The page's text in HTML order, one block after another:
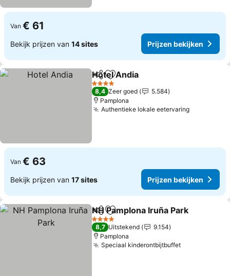
Van € 61
Bekijk prijzen van 14 sites Prijzen bekijken
DelenToevoegen aan favorieten
Hotel Andia
4 Sterren
8,4 Zeer goed
5.584
Pamplona
Authentieke lokale eetervaring
Van € 63
Bekijk prijzen van 17 sites Prijzen bekijken
DelenToevoegen aan favorieten
NH Pamplona Iruña Park
4 Sterren
8,7 Uitstekend
9.154
Pamplona
Speciaal kinderontbijtbuffet